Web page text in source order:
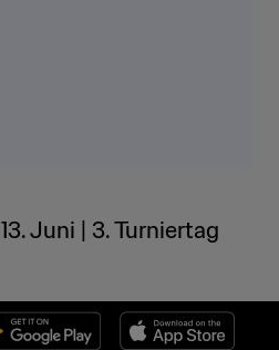
Juni | 3. Turniertag